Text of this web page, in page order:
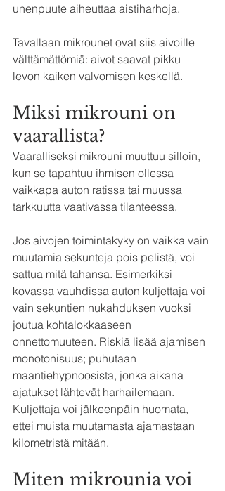
unenpuute aiheuttaa aistiharhoja.
Tavallaan mikrounet ovat siis aivoille
välttämättömiä: aivot saavat pikku
levon kaiken valvomisen keskellä.
Miksi mikrouni on
vaarallista?
Vaaralliseksi mikrouni muuttuu silloin,
kun se tapahtuu ihmisen ollessa
vaikkapa auton ratissa tai muussa
tarkkuutta vaativassa tilanteessa.
Jos aivojen toimintakyky on vaikka vain
muutamia sekunteja pois pelistä, voi
sattua mitä tahansa. Esimerkiksi
kovassa vauhdissa auton kuljettaja voi
vain sekuntien nukahduksen vuoksi
joutua kohtalokkaaseen
onnettomuuteen. Riskiä lisää ajamisen
monotonisuus; puhutaan
maantiehypnoosista, jonka aikana
ajatukset lähtevät harhailemaan.
Kuljettaja voi jälkeenpäin huomata,
ettei muista muutamasta ajamastaan
kilometristä mitään.
Miten mikrounia voi